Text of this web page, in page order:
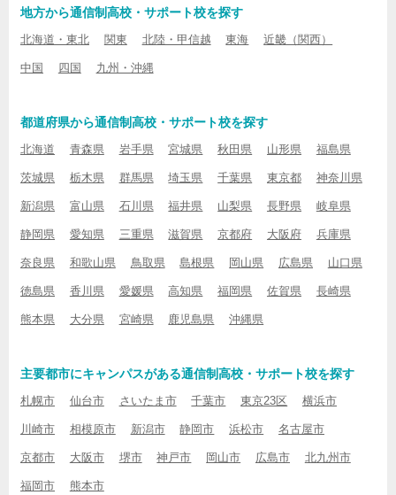
地方から通信制高校・サポート校を探す
北海道・東北 関東 北陸・甲信越 東海 近畿（関西）
中国 四国 九州・沖縄
都道府県から通信制高校・サポート校を探す
北海道 青森県 岩手県 宮城県 秋田県 山形県 福島県
茨城県 栃木県 群馬県 埼玉県 千葉県 東京都 神奈川県
新潟県 富山県 石川県 福井県 山梨県 長野県 岐阜県
静岡県 愛知県 三重県 滋賀県 京都府 大阪府 兵庫県
奈良県 和歌山県 鳥取県 島根県 岡山県 広島県 山口県
徳島県 香川県 愛媛県 高知県 福岡県 佐賀県 長崎県
熊本県 大分県 宮崎県 鹿児島県 沖縄県
主要都市にキャンパスがある通信制高校・サポート校を探す
札幌市 仙台市 さいたま市 千葉市 東京23区 横浜市
川崎市 相模原市 新潟市 静岡市 浜松市 名古屋市
京都市 大阪市 堺市 神戸市 岡山市 広島市 北九州市
福岡市 熊本市